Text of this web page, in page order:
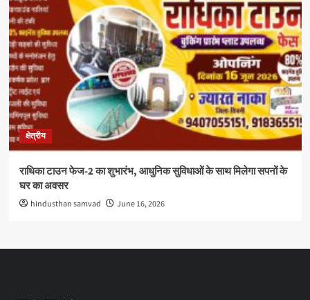
क्षेत्रीय
राधिका टाउन फेज-2 का शुभारंभ, आधुनिक सुविधाओं के साथ मिलेगा सपनों के
घर का अवसर
hindusthan samvad June 16, 2026